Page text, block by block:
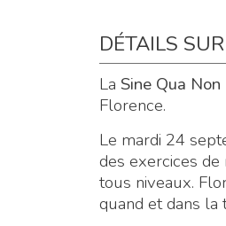
DÉTAILS
La Sine Qua
Florence.
Le mardi 24
des exercices
tous niveaux.
quand et dans la